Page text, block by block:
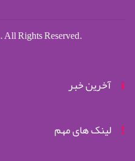
. All Rights Reserved.
آخرین خبر
لینک های مهم